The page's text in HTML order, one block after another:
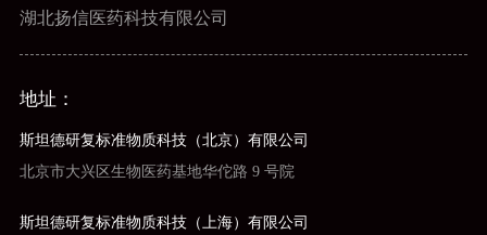
湖北扬信医药科技有限公司
地址：
斯坦德研复标准物质科技（北京）有限公司
北京市大兴区生物医药基地华佗路 9 号院
斯坦德研复标准物质科技（上海）有限公司